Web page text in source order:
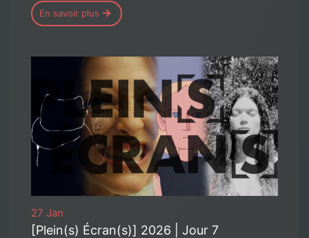
En savoir plus
27 Jan
[Plein(s) Écran(s)] 2026 | Jour 7